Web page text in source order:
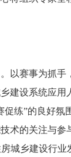
以赛事为抓
建设系统应用
促练”的良好氛
术的关注与参
城乡建设行业